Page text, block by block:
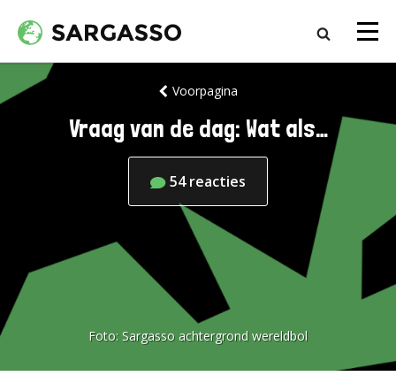
Voorpagina
Vraag van de dag: Wat als…
54 reacties
Foto: Sargasso achtergrond wereldbol